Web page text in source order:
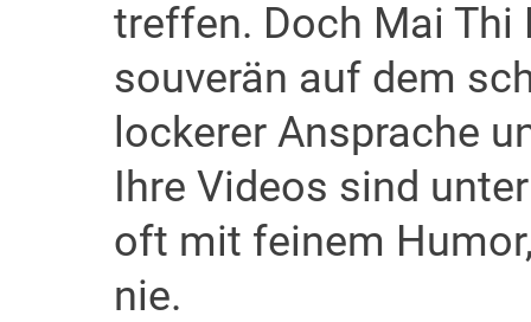
treffen. Doch Mai Thi
souverän auf dem
lockerer Ansprache
Ihre Videos sind
oft mit feinem
nie.